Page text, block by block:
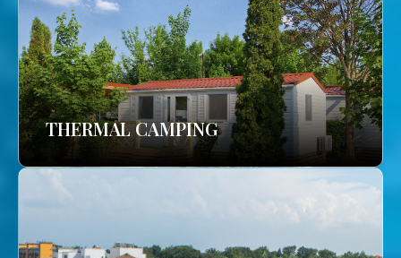
THERMAL CAMPING